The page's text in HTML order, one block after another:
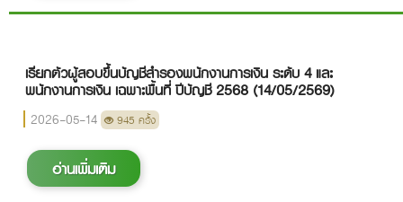
เรียกตัวผู้สอบขึ้นบัญชีสำรองพนักงานการเงิน ระดับ 4 และ
พนักงานการเงิน เฉพาะพื้นที่ ปีบัญชี 2568 (14/05/2569)
2026-05-14 945 ครั้ง
อ่านเพิ่มเติม